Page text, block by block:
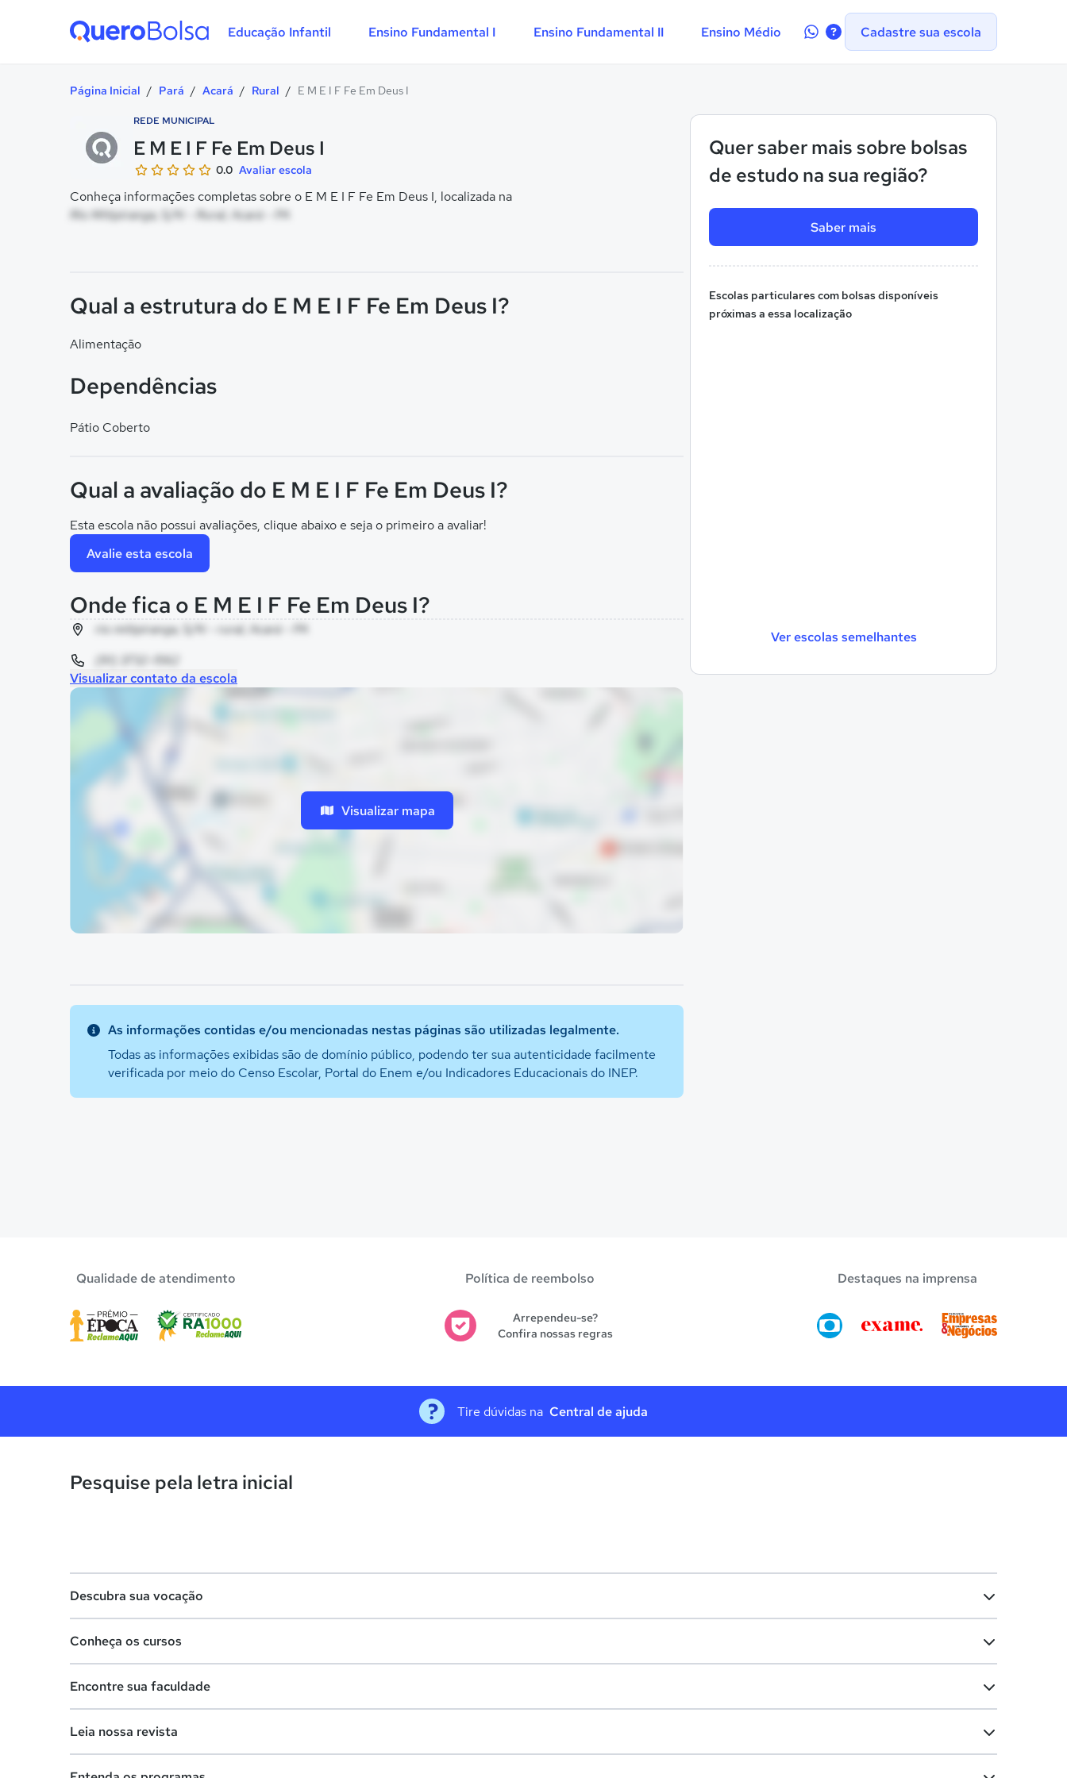
Educação Infantil Ensino Fundamental I Ensino Fundamental II Ensino Médio
Contate-Cadastre sua escola
Página Inicial / Pará / Acará / Rural / E M E I F Fe Em Deus I
REDE MUNICIPAL
E M E I F Fe Em Deus I
0.0 Avaliar escola
Conheça informações completas sobre o E M E I F Fe Em Deus I, localizada na
Rio Mitipiranga, S/N - Rural, Acará - PA
Quer saber mais sobre bolsas
de estudo na sua região?
Saber mais
Escolas particulares com bolsas disponíveis
próximas a essa localização
Ver escolas semelhantes
Qual a estrutura do E M E I F Fe Em Deus I?
Alimentação
Dependências
Pátio Coberto
Qual a avaliação do E M E I F Fe Em Deus I?
Esta escola não possui avaliações, clique abaixo e seja o primeiro a avaliar!
Avalie esta escola
Onde fica o E M E I F Fe Em Deus I?
rio mitipiranga, S/N - rural, Acará - PA
(91) 3732-1562
Visualizar contato da escola
Visualizar mapa
As informações contidas e/ou mencionadas nestas páginas são utilizadas legalmente.
Todas as informações exibidas são de domínio público, podendo ter sua autenticidade facilmente
verificada por meio do Censo Escolar, Portal do Enem e/ou Indicadores Educacionais do INEP.
Qualidade de atendimento Política de reembolso
Arrependeu-se?
Confira nossas regras
Destaques na imprensa
Tire dúvidas na Central de ajuda
Pesquise pela letra inicial
Descubra sua vocação
Lista de profissões
Conheça os cursos
Cursos de graduação
Encontre sua faculdade
Leia nossa revista